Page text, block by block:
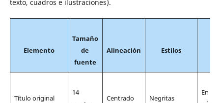
texto, cuadros e ilustraciones).
Elemento
Tamaño
de
fuente
Alineación Estilos
Tí­tulo original
14
Centrado Negritas
En